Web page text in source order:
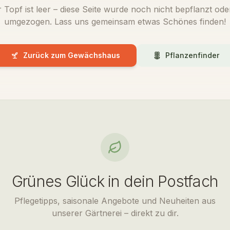
Topf ist leer – diese Seite wurde noch nicht bepflanzt
umgezogen. Lass uns gemeinsam etwas Schönes finden!
Zurück zum Gewächshaus Pflanzenfinder
Grünes Glück in dein Postfach
Pflegetipps, saisonale Angebote und Neuheiten aus
unserer Gärtnerei – direkt zu dir.